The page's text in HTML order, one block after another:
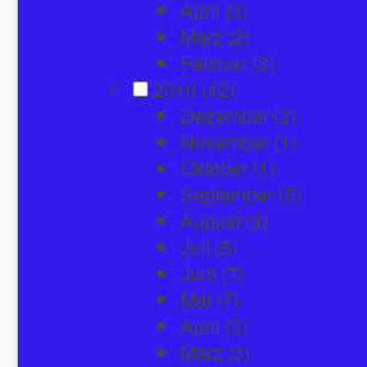
April (3)
März (2)
Februar (3)
2010 (42)
Dezember (2)
November (1)
Oktober (1)
September (5)
August (8)
Juli (5)
Juni (7)
Mai (7)
April (3)
März (3)